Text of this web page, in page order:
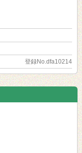
登録No.dfa10214